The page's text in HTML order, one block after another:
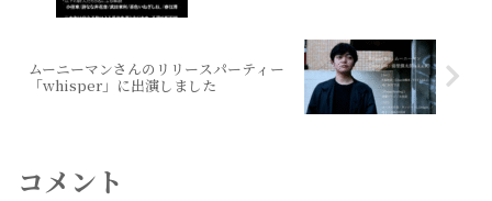
ムーニーマンさんのリリースパーティー
「whisper」に出演しました
コメント